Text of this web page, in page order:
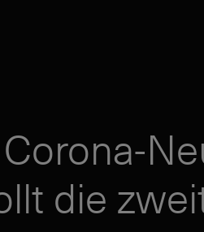
die